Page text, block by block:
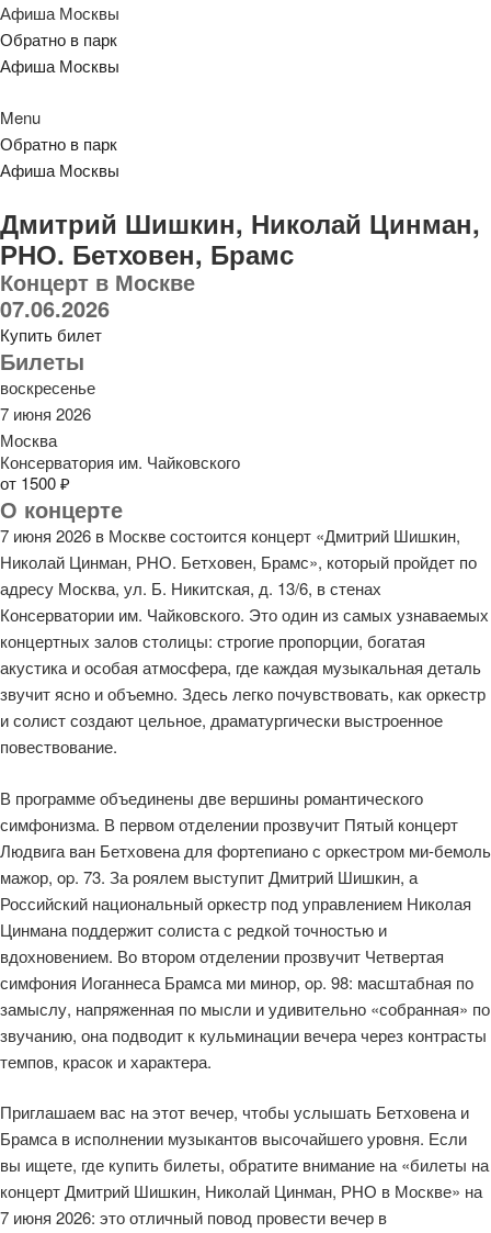
Афиша Москвы
Обратно в парк
Афиша Москвы
Menu
Обратно в парк
Афиша Москвы
Дмитрий Шишкин, Николай Цинман,
РНО. Бетховен, Брамс
Концерт в Москве
07.06.2026
Купить билет
Билеты
воскресенье
7 июня 2026
Москва
Консерватория им. Чайковского
от 1500 ₽
О концерте
7 июня 2026 в Москве состоится концерт «Дмитрий Шишкин,
Николай Цинман, РНО. Бетховен, Брамс», который пройдет по
адресу Москва, ул. Б. Никитская, д. 13/6, в стенах
Консерватории им. Чайковского. Это один из самых узнаваемых
концертных залов столицы: строгие пропорции, богатая
акустика и особая атмосфера, где каждая музыкальная деталь
звучит ясно и объемно. Здесь легко почувствовать, как оркестр
и солист создают цельное, драматургически выстроенное
повествование.
В программе объединены две вершины романтического
симфонизма. В первом отделении прозвучит Пятый концерт
Людвига ван Бетховена для фортепиано с оркестром ми-бемоль
мажор, op. 73. За роялем выступит Дмитрий Шишкин, а
Российский национальный оркестр под управлением Николая
Цинмана поддержит солиста с редкой точностью и
вдохновением. Во втором отделении прозвучит Четвертая
симфония Иоганнеса Брамса ми минор, op. 98: масштабная по
замыслу, напряженная по мысли и удивительно «собранная» по
звучанию, она подводит к кульминации вечера через контрасты
темпов, красок и характера.
Приглашаем вас на этот вечер, чтобы услышать Бетховена и
Брамса в исполнении музыкантов высочайшего уровня. Если
вы ищете, где купить билеты, обратите внимание на «билеты на
концерт Дмитрий Шишкин, Николай Цинман, РНО в Москве» на
7 июня 2026: это отличный повод провести вечер в